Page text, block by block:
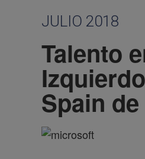
JULIO 2018
Talento
Spain